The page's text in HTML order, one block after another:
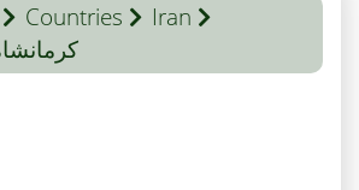
Countries
Iran